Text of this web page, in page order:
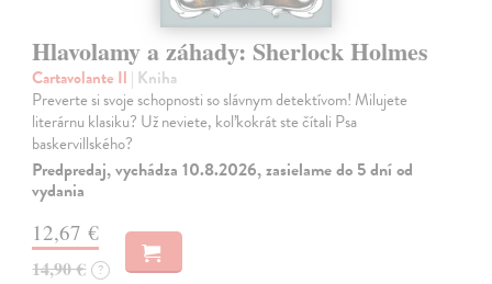
Hlavolamy a záhady: Sherlock Holmes
Cartavolante Il | Kniha
Preverte si svoje schopnosti so slávnym detektívom! Milujete
literárnu klasiku? Už neviete, koľkokrát ste čítali Psa
baskervillského?
Predpredaj, vychádza 10.8.2026, zasielame do 5 dní od
vydania
12,67 €
14,90 € ?